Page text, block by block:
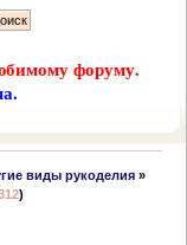
форуму.
виды рукоделия »
)